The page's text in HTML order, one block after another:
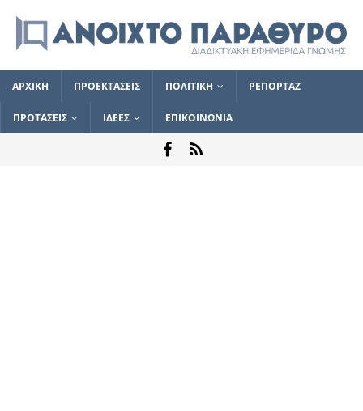
ΑΡΧΙΚΗ ΠΡΟΕΚΤΑΣΕΙΣ ΠΟΛΙΤΙΚΗ ΡΕΠΟΡΤΑΖ
ΠΡΟΤΑΣΕΙΣ ΙΔΕΕΣ ΕΠΙΚΟΙΝΩΝΙΑ